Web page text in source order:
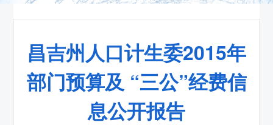
昌吉州人口计生委2015年
部门预算及 “三公”经费信
息公开报告